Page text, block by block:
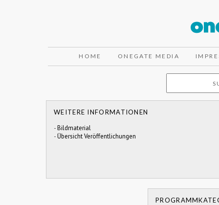
HOME ONEGATE MEDIA
WEITERE INFORMATIONEN
-Bildmaterial
-Übersicht Veröffentlichungen